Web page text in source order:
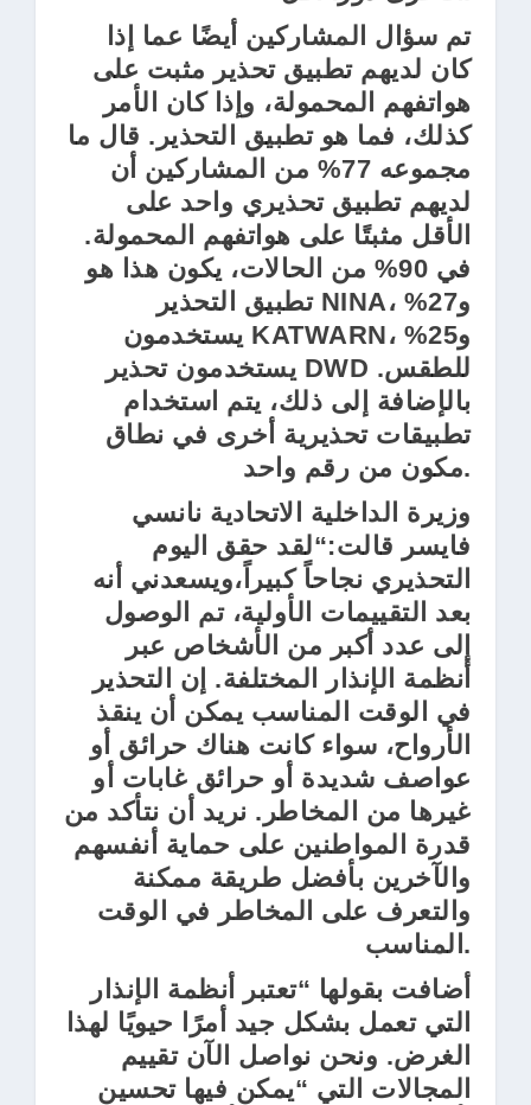
تم سؤال المشاركين أيضًا عما إذا
كان لديهم تطبيق تحذير مثبت على
هواتفهم المحمولة، وإذا كان الأمر
كذلك، فما هو تطبيق التحذير. قال ما
مجموعه 77% من المشاركين أن
لديهم تطبيق تحذيري واحد على
الأقل مثبتًا على هواتفهم المحمولة.
في 90% من الحالات، يكون هذا هو
تطبيق التحذير NINA، و27%
يستخدمون KATWARN، و25%
يستخدمون تحذير DWD للطقس.
بالإضافة إلى ذلك، يتم استخدام
تطبيقات تحذيرية أخرى في نطاق
مكون من رقم واحد.
وزيرة الداخلية الاتحادية نانسي
فايسر قالت:“لقد حقق اليوم
التحذيري نجاحاً كبيراً،ويسعدني أنه
بعد التقييمات الأولية، تم الوصول
إلى عدد أكبر من الأشخاص عبر
أنظمة الإنذار المختلفة. إن التحذير
في الوقت المناسب يمكن أن ينقذ
الأرواح، سواء كانت هناك حرائق أو
عواصف شديدة أو حرائق غابات أو
غيرها من المخاطر. نريد أن نتأكد من
قدرة المواطنين على حماية أنفسهم
والآخرين بأفضل طريقة ممكنة
والتعرف على المخاطر في الوقت
المناسب.
أضافت بقولها “تعتبر أنظمة الإنذار
التي تعمل بشكل جيد أمرًا حيويًا لهذا
الغرض. ونحن نواصل الآن تقييم
المجالات التي “يمكن فيها تحسين